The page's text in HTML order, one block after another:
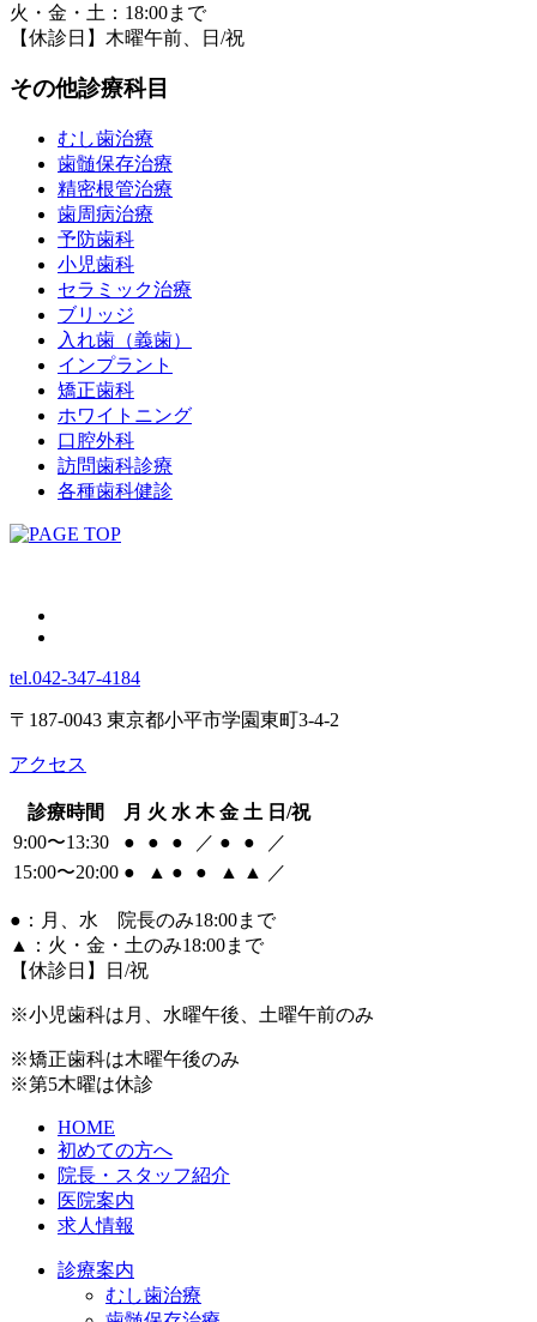
火・金・土：18:00まで
【休診日】木曜午前、日/祝
その他診療科目
むし歯治療
歯髄保存治療
精密根管治療
歯周病治療
予防歯科
小児歯科
セラミック治療
ブリッジ
入れ歯（義歯）
インプラント
矯正歯科
ホワイトニング
口腔外科
訪問歯科診療
各種歯科健診
tel.042-347-4184
〒187-0043 東京都小平市学園東町3-4-2
アクセス
診療時間 月 火 水 木 金 土 日/祝
9:00〜13:30
● ● ● ／ ● ●
／
15:00〜20:00 ● ▲ ● ● ▲ ▲ ／
● ：月、水 院長のみ18:00まで
▲
：火・金・土のみ18:00まで
【休診日】日/祝
※小児歯科は月、水曜午後、土曜午前のみ
※矯正歯科は木曜午後のみ
※第5木曜は休診
HOME
初めての方へ
院長・スタッフ紹介
医院案内
求人情報
診療案内
むし歯治療